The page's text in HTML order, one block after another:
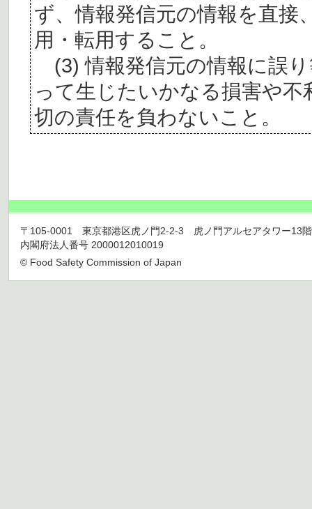
ず、情報発信元の情報を直接
用・転用すること。
(3) 情報発信元の情報に誤
って生じたいかなる損害や
切の責任を負わないこと。
〒105-0001 東京都港区虎ノ門2-2-3 虎ノ門アルセアタワー13
内閣府法人番号 2000012010019
© Food Safety Commission of Japan